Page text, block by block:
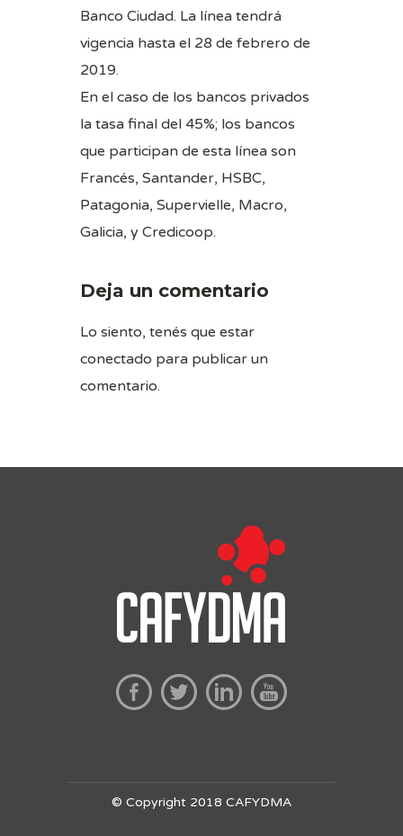
Banco Ciudad. La línea tendrá
vigencia hasta el 28 de febrero de
2019.
En el caso de los bancos privados
la tasa final del 45%; los bancos
que participan de esta línea son
Francés, Santander, HSBC,
Patagonia, Supervielle, Macro,
Galicia, y Credicoop.
Deja un comentario
Lo siento, tenés que estar
conectado para publicar un
comentario.
© Copyright 2018 CAFYDMA